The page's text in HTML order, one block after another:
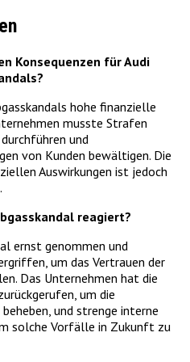
Konsequenzen für Audi
hohe finanzielle
musste Strafen
und
von Kunden bewältigen. Die
Auswirkungen ist jedoch
reagiert?
ernst genommen und
um das Vertrauen der
Das Unternehmen hat die
um die
und strenge interne
solche Vorfälle in Zukunft zu